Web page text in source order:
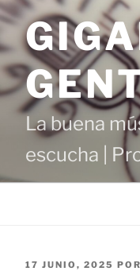
Saltar
contenido
La buena
escucha |
PUBLICADO
17 JUNIO, 2025 POR